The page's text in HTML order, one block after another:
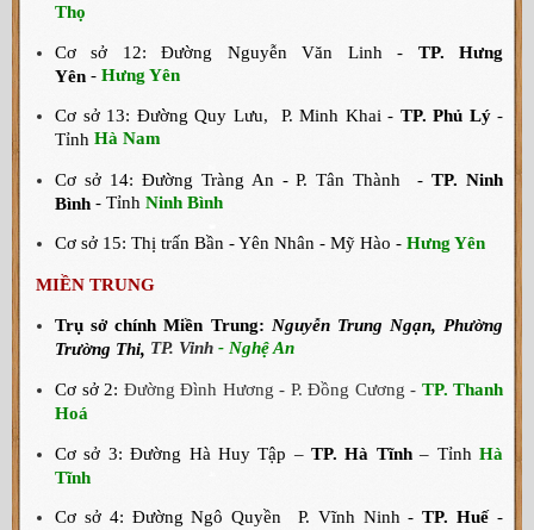
Thọ
Cơ sở 12: Đường Nguyễn Văn Linh - TP. Hưng
Yên - Hưng Yên
Cơ sở 13: Đường Quy Lưu, P. Minh Khai - TP. Phủ Lý -
Tỉnh Hà Nam
Cơ sở 14: Đường Tràng An - P. Tân Thành -TP. Ninh
Bình - Tỉnh Ninh Bình
Cơ sở 15: Thị trấn Bần - Yên Nhân - Mỹ Hào - Hưng Yên
MIỀN TRUNG
Trụ sở chính Miền Trung: Nguyễn Trung Ngạn, Phường
Trường Thi, TP. Vinh - Nghệ An
Cơ sở 2: Đường Đình Hương - P. Đồng Cương - TP. Thanh
Hoá
Cơ sở 3: Đường Hà Huy Tập –TP. Hà Tĩnh– TỉnhHà
Tĩnh
Cơ sở 4: Đường Ngô Quyền P. Vĩnh Ninh -TP. Huế-